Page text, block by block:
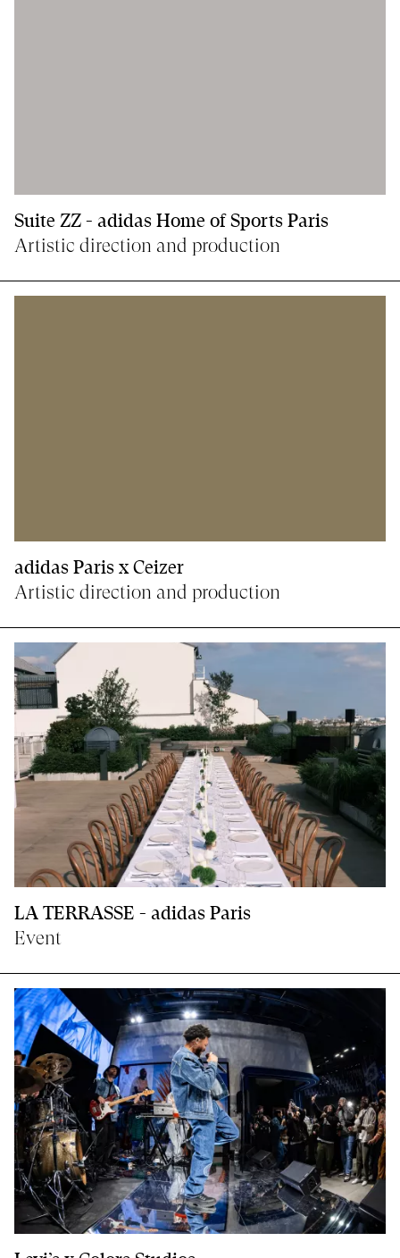
Suite ZZ - adidas Home of Sports Paris
Artistic direction and production
adidas Paris x Ceizer
Artistic direction and production
LA TERRASSE - adidas Paris
Event